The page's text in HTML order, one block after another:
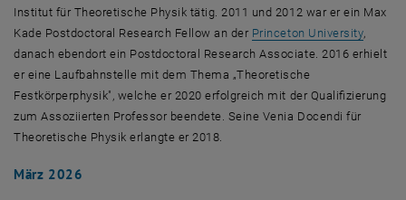
Institut für Theoretische Physik tätig. 2011 und 2012 war er ein Max
Kade Postdoctoral Research Fellow an der Princeton University, öffnet
danach ebendort ein Postdoctoral Research Associate . 2016 erhielt
er eine Laufbahnstelle mit dem Thema „Theoretische
Festkörperphysik", welche er 2020 erfolgreich mit der Qualifizierung
zum Assoziierten Professor beendete. Seine Venia Docendi für
Theoretische Physik erlangte er 2018.
März 2026